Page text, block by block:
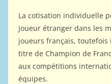
La cotisation individuelle
joueur étranger dans les
joueurs français,
titre de Champion de
aux compétitions
équipes.